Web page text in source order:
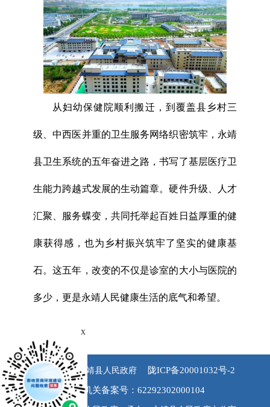
从妇幼保健院顺利搬迁，到覆盖县乡村三
级、中西医并重的卫生服务网络织密筑牢，永靖
县卫生系统的五年奋进之路，书写了基层医疗卫
生能力跨越式发展的生动篇章。硬件升级、人才
汇聚、服务蝶变，共同托举起百姓日益厚重的健
康获得感，也为乡村振兴筑牢了坚实的健康基
石。这五年，改变的不仅是诊室的大小与医院的
多少，更是永靖人民健康生活的底气和希望。
版权所有 永靖县人民政府 陇ICP备20001032号-2
公安机关备案号：62292302000104
x